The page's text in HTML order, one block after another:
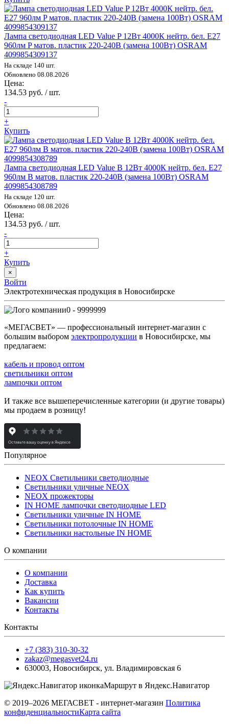
Лампа светодиодная LED Value P 12Вт 4000К нейтр. бел. E27
960лм P матов. пластик 220-240В (замена 100Вт) OSRAM
4099854309137
На складе 140 шт.
Обновлено 08.08.2026
Цена:
134.53 руб. / шт.
-
+
Купить
Лампа светодиодная LED Value B 12Вт 4000К нейтр. бел. E27
960лм B матов. пластик 220-240В (замена 100Вт) OSRAM
4099854308789
На складе 120 шт.
Обновлено 08.08.2026
Цена:
134.53 руб. / шт.
-
+
Купить
×
Войти
Электротехническая продукция в Новосибирске
0 - 9999999
«МЕГАСВЕТ» — профессиональный интернет-магазин с
большим выбором электропродукции в Новосибирске, мы
предлагаем:
кабель и провод оптом
светильники оптом
лампочки оптом
И также все вышеперечисленные категории (и другие товары)
мы продаем в розницу!
Популярное
NEOX Светильники светодиодные
Светильники уличные NEOX
NEOX прожекторы
IN HOME лампочки светодиодные LED
Светильники уличные IN HOME
Светильники потолочные IN HOME
Светильники настольные IN HOME
О компании
О компании
Доставка
Как купить
Вакансии
Контакты
Контакты
+7 (383) 310-30-32
zakaz@megasvet24.ru
630003, Новосибирск, ул. Владимировская 6
Маршрут в Яндекс.Навигатор
© 2019–2026 МЕГАСВЕТ - интернет-магазин Политика
конфиденциальностиКарта сайта